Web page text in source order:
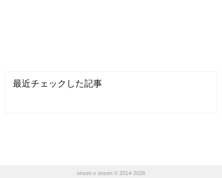
最近チェックした記事
onsen x onsen © 2014-2026